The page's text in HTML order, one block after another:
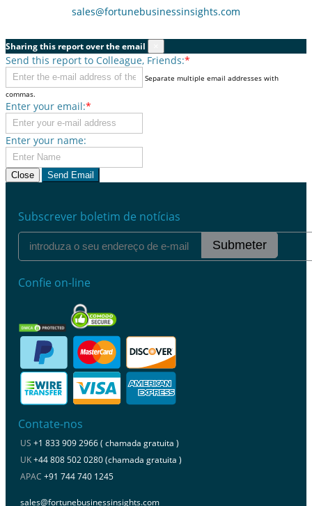
sales@fortunebusinessinsights.com
Sharing this report over the email
Send this report to Colleague, Friends:*
Separate multiple email addresses with
commas.
Enter your email:*
Enter your name:
Close Send Email
Subscrever boletim de notícias
Submeter
Confie on-line
Contate-nos
US +1 833 909 2966 ( chamada gratuita )
UK+44 808 502 0280 (chamada gratuita )
APAC +91 744 740 1245
sales@fortunebusinessinsights.com